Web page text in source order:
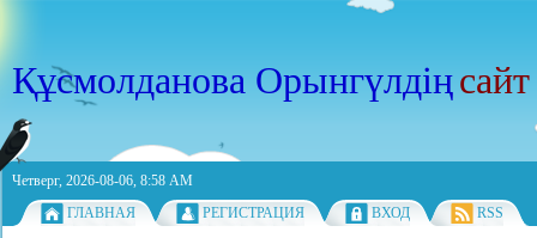
Құсмолданова Орынгүлдің
Четверг, 2026-08-06, 8:58 AM
ГЛАВНАЯ
РЕГИСТРАЦИЯ ВХОД RSS